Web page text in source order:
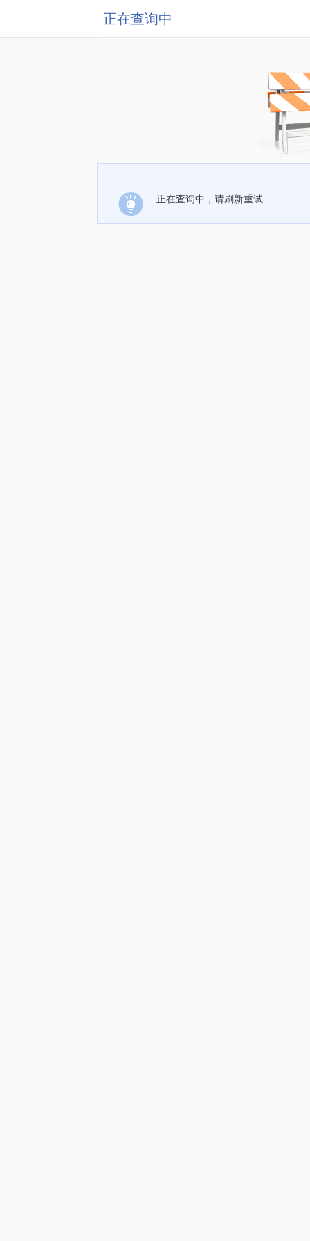
正在查询中
正在查询中，请刷新重试